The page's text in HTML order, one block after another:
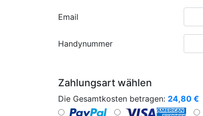
Email
Handynummer
Zahlungsart wählen
Die Gesamtkosten betragen: 24,80 €